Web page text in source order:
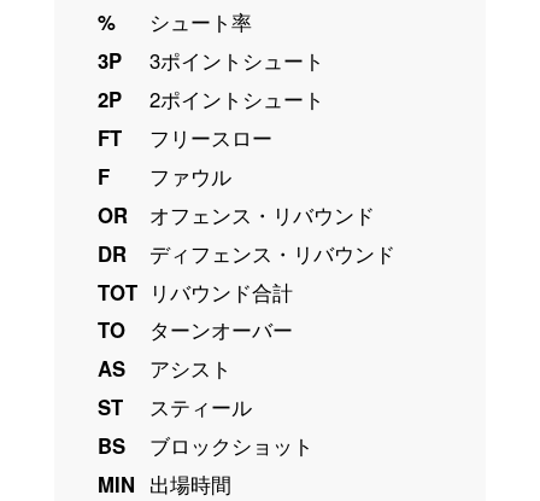
%
シュート率
3P
3ポイントシュート
2P
2ポイントシュート
FT
フリースロー
F
ファウル
OR
オフェンス・リバウンド
DR
ディフェンス・リバウンド
TOT リバウンド合計
TO
ターンオーバー
AS
アシスト
ST
スティール
BS
ブロックショット
MIN 出場時間